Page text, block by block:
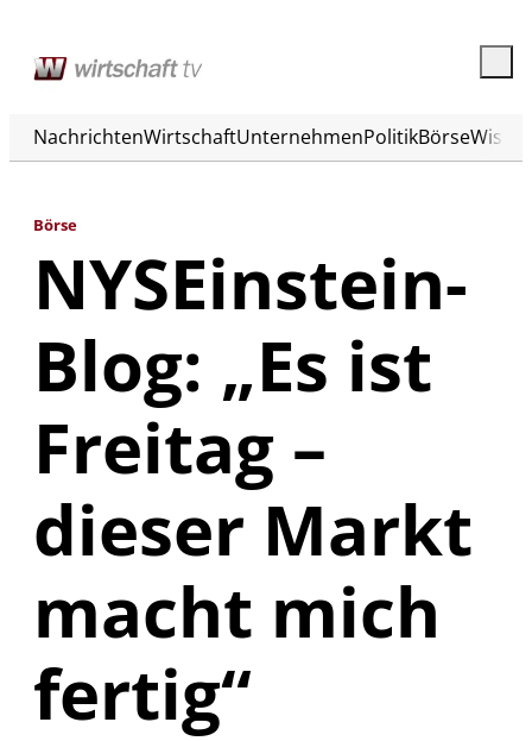
NachrichtenWirtschaftUnternehmenPolitikBörse
Börse
NYSEinstein-
Blog: „Es ist
Freitag –
dieser Markt
macht mich
fertig“